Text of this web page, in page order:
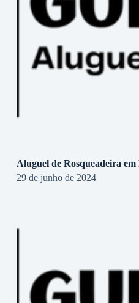
Aluguel de Rosqueadeira em
29 de junho de 2024